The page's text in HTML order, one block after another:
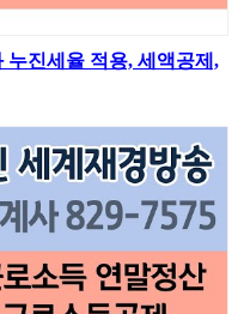
누진세율 적용, 세액공제,